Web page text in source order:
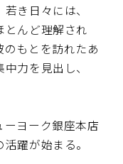
き日々には、
とんど理解され
もとを訪れたあ
力を見出し、
ヨーク銀座本店
躍が始まる。